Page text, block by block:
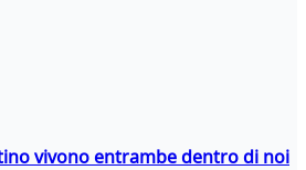
vivono entrambe dentro di noi